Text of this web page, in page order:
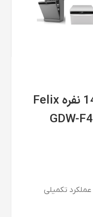
ماشین ظرف شویی 14 نفره Felix